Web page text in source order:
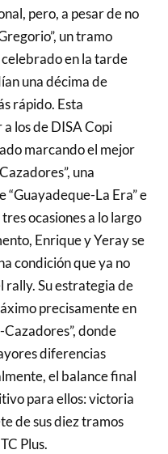
pero, a pesar de no
un tramo
en la tarde
una décima de
rápido. Esta
los de DISA Copi
marcando el mejor
una
La Era” e
ocasiones a lo largo
Enrique y Yeray se
condición que ya no
rally. Su estrategia de
precisamente en
Cazadores”, donde
diferencias
el balance final
para ellos: victoria
de sus diez tramos
Plus.